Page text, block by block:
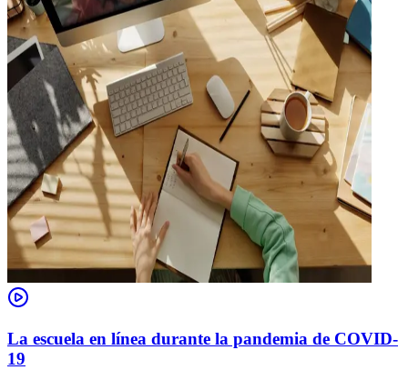
La escuela en línea durante la pandemia de COVID-
19